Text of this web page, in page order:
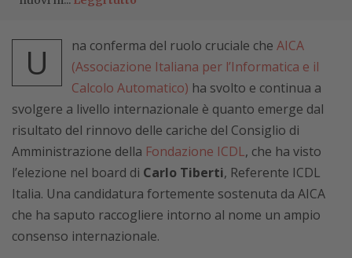
U na conferma del ruolo cruciale che AICA
(Associazione Italiana per l’Informatica e il
Calcolo Automatico) ha svolto e continua a
svolgere a livello internazionale è quanto emerge dal
risultato del rinnovo delle cariche del Consiglio di
Amministrazione della Fondazione ICDL, che ha visto
l’elezione nel board di Carlo Tiberti, Referente ICDL
Italia. Una candidatura fortemente sostenuta da AICA
che ha saputo raccogliere intorno al nome un ampio
consenso internazionale.